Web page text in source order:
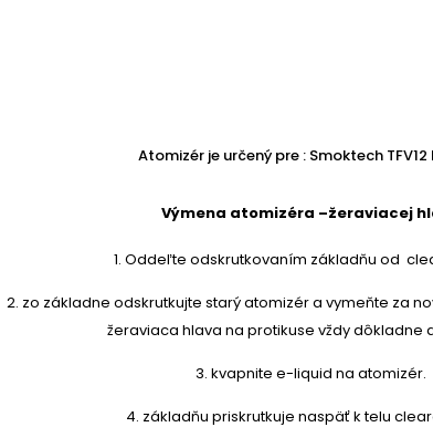
Atomizér je určený pre : Smoktech TFV12
Výmena atomizéra –žeraviacej
1. Oddeľte odskrutkovaním základňu od
2. zo základne odskrutkujte starý atomizér a vymeňte za
žeraviaca hlava na protikuse vždy dôkladne
3. kvapnite e-liquid na atomizér.
4. základňu priskrutkuje naspäť k telu